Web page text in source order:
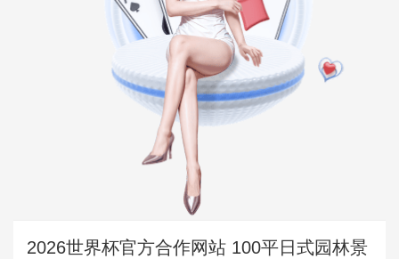
2026世界杯官方合作网站 100平日式园林景